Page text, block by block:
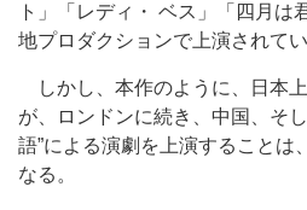
ト」「レディ・ ベス」「四月は
地プロダクションで上演されてい
しかし、本作のように、日本
が、ロンドンに続き、中国、そ
語”による演劇を上演することは
なる。